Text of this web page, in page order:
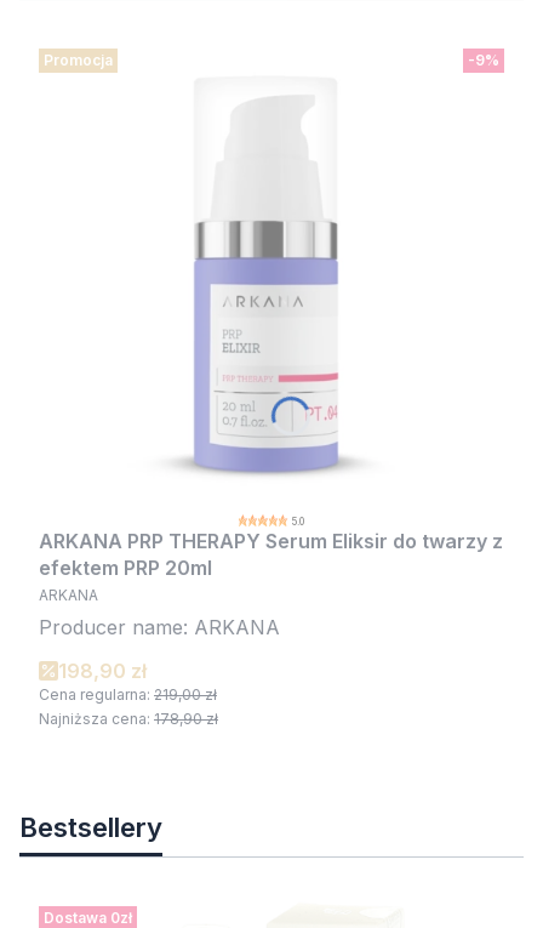
-9%
Promocja
5.0
ARKANA PRP THERAPY Serum Eliksir do twarzy z
efektem PRP 20ml
ARKANA
Producer name: ARKANA
198,90 zł
Cena regularna: 219,00 zł
Najniższa cena: 178,90 zł
Bestsellery
Dostawa 0zł